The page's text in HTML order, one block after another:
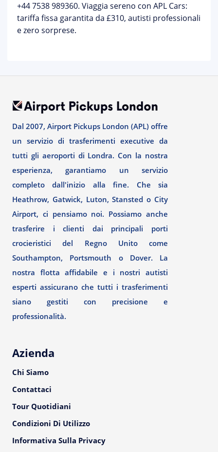
+44 7538 989360. Viaggia sereno con APL Cars:
tariffa fissa garantita da £310, autisti professionali
e zero sorprese.
Dal 2007, Airport Pickups London (APL) offre
un servizio di trasferimenti executive da
tutti gli aeroporti di Londra. Con la nostra
esperienza, garantiamo un servizio
completo dall'inizio alla fine. Che sia
Heathrow, Gatwick, Luton, Stansted o City
Airport, ci pensiamo noi. Possiamo anche
trasferire i clienti dai principali porti
crocieristici del Regno Unito come
Southampton, Portsmouth o Dover. La
nostra flotta affidabile e i nostri autisti
esperti assicurano che tutti i trasferimenti
siano gestiti con precisione e
professionalità.
Azienda
Chi Siamo
Contattaci
Tour Quotidiani
Condizioni Di Utilizzo
Informativa Sulla Privacy